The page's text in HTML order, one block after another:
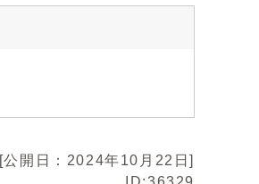
[公開日：2024年10月22日]